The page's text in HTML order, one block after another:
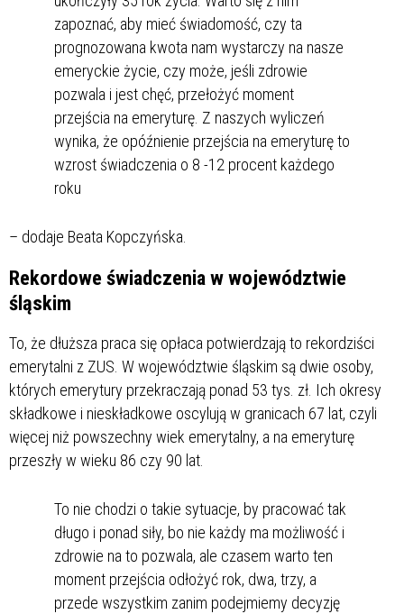
zapoznać, aby mieć świadomość, czy ta
prognozowana kwota nam wystarczy na nasze
emeryckie życie, czy może, jeśli zdrowie
pozwala i jest chęć, przełożyć moment
przejścia na emeryturę. Z naszych wyliczeń
wynika, że opóźnienie przejścia na emeryturę to
wzrost świadczenia o 8 -12 procent każdego
roku
– dodaje Beata Kopczyńska.
Rekordowe świadczenia w województwie
śląskim
To, że dłuższa praca się opłaca potwierdzają to rekordziści
emerytalni z ZUS. W województwie śląskim są dwie osoby,
których emerytury przekraczają ponad 53 tys. zł. Ich okresy
składkowe i nieskładkowe oscylują w granicach 67 lat, czyli
więcej niż powszechny wiek emerytalny, a na emeryturę
przeszły w wieku 86 czy 90 lat.
To nie chodzi o takie sytuacje, by pracować tak
długo i ponad siły, bo nie każdy ma możliwość i
zdrowie na to pozwala, ale czasem warto ten
moment przejścia odłożyć rok, dwa, trzy, a
przede wszystkim zanim podejmiemy decyzję